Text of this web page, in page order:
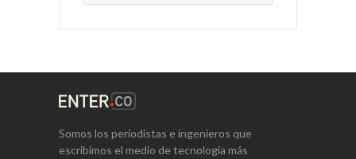
Somos los periodistas e ingenieros que
escribimos el medio de tecnología más